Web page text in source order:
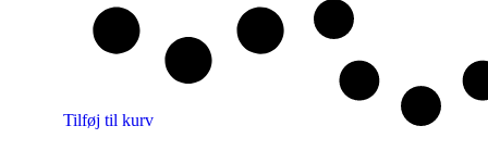
Tilføj til kurv